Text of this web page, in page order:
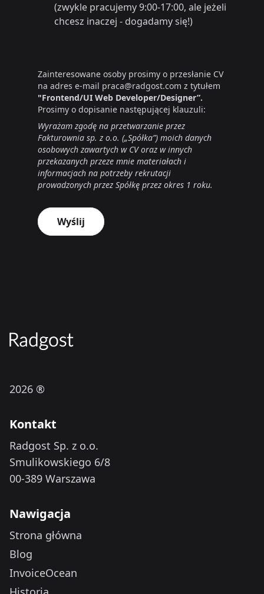
(zwykle pracujemy 9:00-17:00, ale jeżeli
chcesz inaczej - dogadamy się!)
Zainteresowane osoby prosimy o przesłanie CV
na adres e-mail praca@radgost.com z tytułem
"Frontend/UI Web Developer/Designer”.
Prosimy o dopisanie następującej klauzuli:
Wyrażam zgodę na przetwarzanie przez
Fakturownia sp. z o.o. („Spółka”) moich danych
osobowych zawartych w CV oraz w innych
przekazanych przeze mnie materiałach i
informacjach na potrzeby rekrutacji
prowadzonych przez Spółkę przez okres 1 roku.
Wyślij
2026 ®
Kontakt
Radgost Sp. z o.o.
Smulikowskiego 6/8
00-389 Warszawa
Nawigacja
Strona główna
Blog
InvoiceOcean